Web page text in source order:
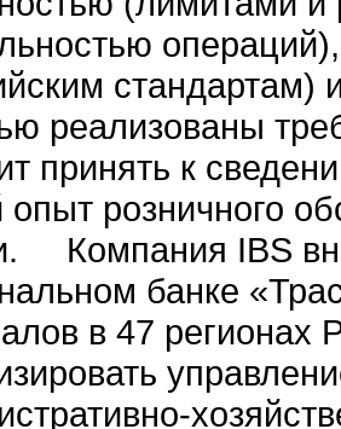
реализованы
принять к
опыт розничного
Компания IBS
банке
в 47 регионах